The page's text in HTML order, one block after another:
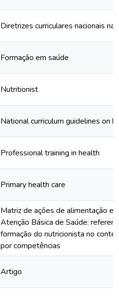
Diretrizes curriculares nacionais na
Formação em saúde
Nutritionist
National curriculum guidelines on
Professional training in health
Primary health care
Matriz de ações de alimentação e
Atenção Básica de Saúde:
formação do nutricionista no
por competências
Artigo